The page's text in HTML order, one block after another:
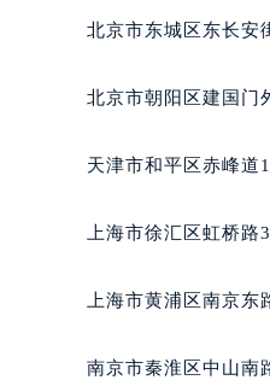
南宁
泉州
烟台
贵阳
石家
海口
北京市东城区东长安
北京市朝阳区建国门
天津市和平区赤峰道
上海市徐汇区虹桥路
上海市黄浦区南京东
南京市秦淮区中山南